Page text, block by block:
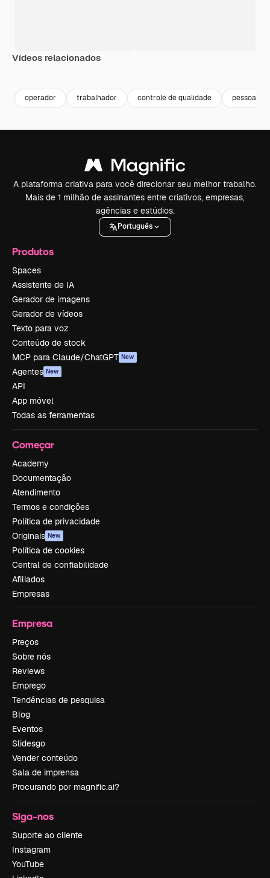
Vídeos relacionados
operador trabalhador controle de qualidade pessoa
A plataforma criativa para você direcionar seu melhor trabalho.
Mais de 1 milhão de assinantes entre criativos, empresas,
agências e estúdios.
Português
Produtos
Spaces
Assistente de IA
Gerador de imagens
Gerador de vídeos
Texto para voz
Conteúdo de stock
MCP para Claude/ChatGPT New
Agentes New
API
App móvel
Todas as ferramentas
Começar
Academy
Documentação
Atendimento
Termos e condições
Política de privacidade
Originais New
Política de cookies
Central de confiabilidade
Afiliados
Empresas
Empresa
Preços
Sobre nós
Reviews
Emprego
Tendências de pesquisa
Blog
Eventos
Slidesgo
Vender conteúdo
Sala de imprensa
Procurando por magnific.ai?
Siga-nos
Suporte ao cliente
Instagram
YouTube